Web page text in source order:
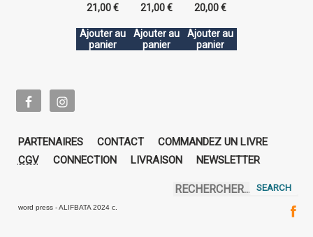
21,00€
Ajouter au
panier
21,00€
Ajouter au
panier
20,00€
Ajouter au
panier
PARTENAIRES CONTACT
COMMANDEZ UN LIVRE
CGV
CONNECTION LIVRAISON NEWSLETTER
word press - ALIFBATA 2024 c.